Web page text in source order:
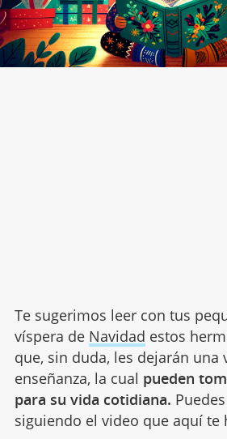
Te sugerimos leer con tus
víspera de Navidad estos
que, sin duda, les dejarán una
enseñanza, la cual pueden
para su vida cotidiana.
siguiendo el video que aquí te